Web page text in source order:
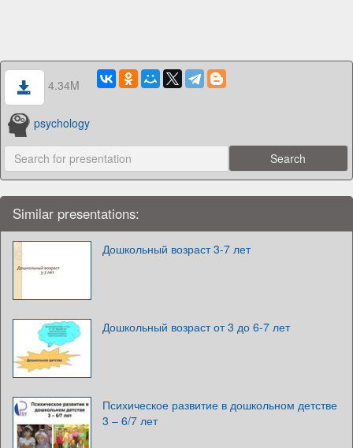
4.34M
psychology
Similar presentations:
Дошкольный возраст 3-7 лет
Дошкольный возраст от 3 до 6-7 лет
Психическое развитие в дошкольном детстве
3 – 6/7 лет